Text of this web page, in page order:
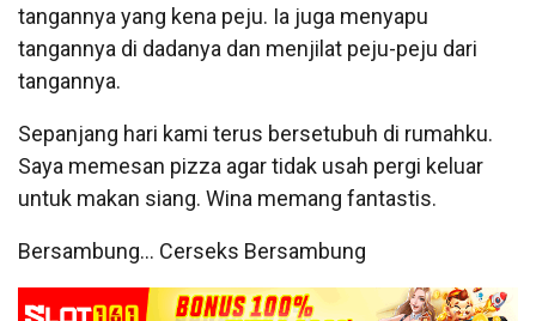
tangannya yang kena peju. Ia juga menyapu
tangannya di dadanya dan menjilat peju-peju dari
tangannya.
Sepanjang hari kami terus bersetubuh di rumahku.
Saya memesan pizza agar tidak usah pergi keluar
untuk makan siang. Wina memang fantastis.
Bersambung… Cerseks Bersambung